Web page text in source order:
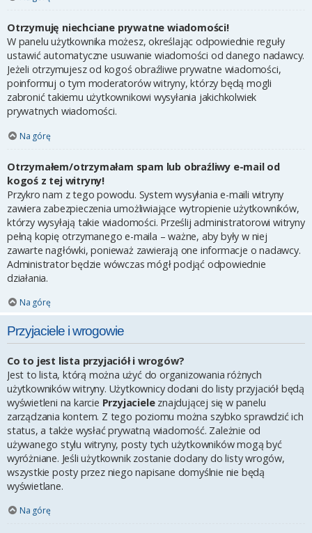
Otrzymuję niechciane prywatne wiadomości!
W panelu użytkownika możesz, określając odpowiednie reguły
ustawić automatyczne usuwanie wiadomości od danego nadawcy.
Jeżeli otrzymujesz od kogoś obraźliwe prywatne wiadomości,
poinformuj o tym moderatorów witryny, którzy będą mogli
zabronić takiemu użytkownikowi wysyłania jakichkolwiek
prywatnych wiadomości.
Na górę
Otrzymałem/otrzymałam spam lub obraźliwy e-mail od
kogoś z tej witryny!
Przykro nam z tego powodu. System wysyłania e-maili witryny
zawiera zabezpieczenia umożliwiające wytropienie użytkowników,
którzy wysyłają takie wiadomości. Prześlij administratorowi witryny
pełną kopię otrzymanego e-maila – ważne, aby były w niej
zawarte nagłówki, ponieważ zawierają one informacje o nadawcy.
Administrator będzie wówczas mógł podjąć odpowiednie
działania.
Na górę
Przyjaciele i wrogowie
Co to jest lista przyjaciół i wrogów?
Jest to lista, którą można użyć do organizowania różnych
użytkowników witryny. Użytkownicy dodani do listy przyjaciół będą
wyświetleni na karcie Przyjacieleznajdującej się w panelu
zarządzania kontem. Z tego poziomu można szybko sprawdzić ich
status, a także wysłać prywatną wiadomość. Zależnie od
używanego stylu witryny, posty tych użytkowników mogą być
wyróżniane. Jeśli użytkownik zostanie dodany do listy wrogów,
wszystkie posty przez niego napisane domyślnie nie będą
wyświetlane.
Na górę